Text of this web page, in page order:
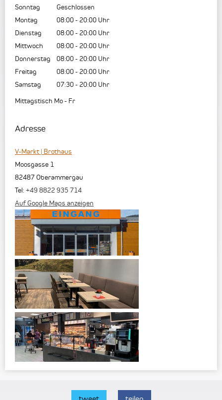
Sonntag
Geschlossen
Montag
08:00- 20:00 Uhr
Dienstag
08:00- 20:00 Uhr
Mittwoch
08:00- 20:00 Uhr
Donnerstag
08:00- 20:00 Uhr
Freitag
08:00- 20:00 Uhr
Samstag
07:30- 20:00 Uhr
Mittagstisch Mo - Fr
Adresse
V-Markt | Brothaus
Moosgasse 1
82487 Oberammergau
Tel: +49 8822 935 714
Auf Google Maps anzeigen